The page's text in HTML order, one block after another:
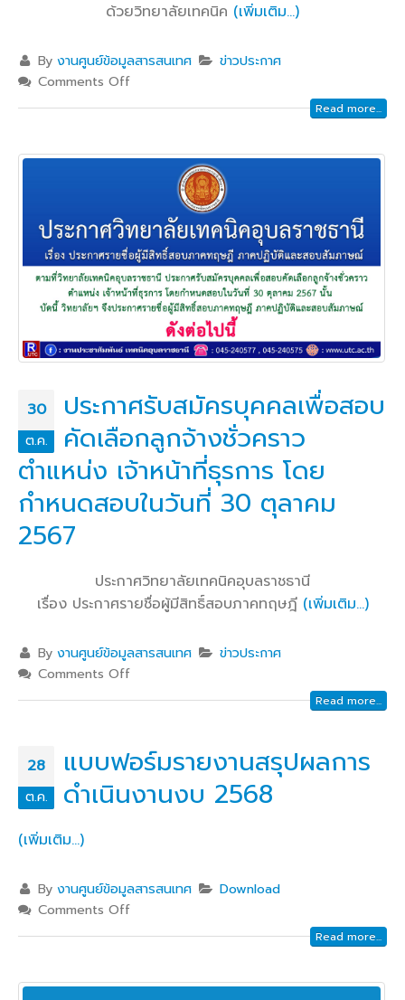
ด้วยวิทยาลัยเทคนิค (เพิ่มเติม…)
Byงานศูนย์ข้อมูลสารสนเทศ
ข่าวประกาศ
Comments Off
Read more...
30
ต.ค.
ประกาศรับสมัครบุคคลเพื่อสอบ
คัดเลือกลูกจ้างชั่วคราว
ตำแหน่ง เจ้าหน้าที่ธุรการ โดย
กำหนดสอบในวันที่ 30 ตุลาคม
2567
ประกาศวิทยาลัยเทคนิคอุบลราชธานี
เรื่อง ประกาศรายชื่อผู้มีสิทธิ์สอบภาคทฤษฎี (เพิ่มเติม…)
Byงานศูนย์ข้อมูลสารสนเทศ
ข่าวประกาศ
Comments Off
Read more...
28
ต.ค.
แบบฟอร์มรายงานสรุปผลการ
ดำเนินงานงบ 2568
(เพิ่มเติม…)
Byงานศูนย์ข้อมูลสารสนเทศ
Download
Comments Off
Read more...